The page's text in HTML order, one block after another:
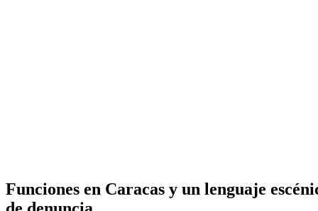
Funciones en Caracas y un lenguaje